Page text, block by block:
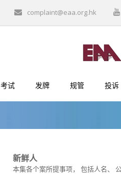
complaint@eaa.org.hk
考试 发牌 规管 投诉
新鲜人
本集各个案所提事项， 包括人名、